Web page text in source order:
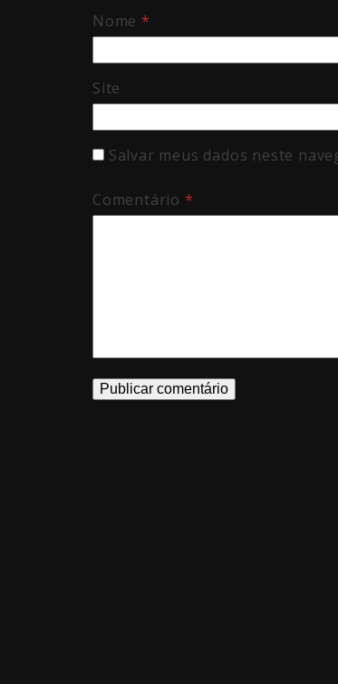
Nome *
Site
Salvar meus dados neste
Comentário *